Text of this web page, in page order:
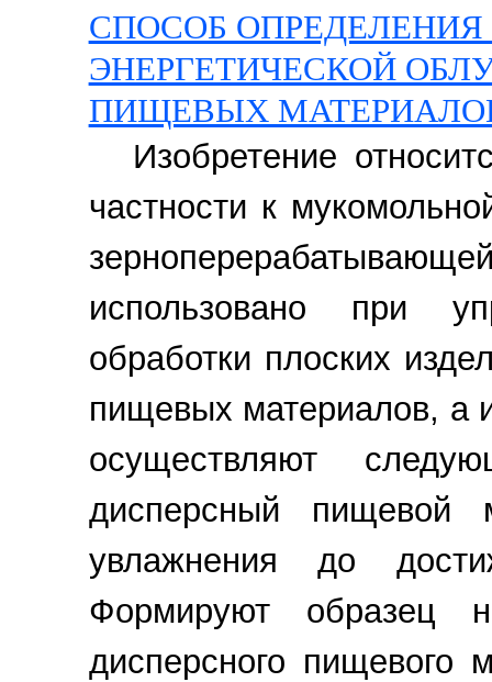
СПОСОБ
ЭНЕРГЕТИЧЕСКОЙ
ПИЩЕВЫХ
Изобретение
частности к
использовано при
обработки плоских
пищевых материалов, а
осуществляют
дисперсный пищевой
увлажнения до
Формируют образец
дисперсного пищевого